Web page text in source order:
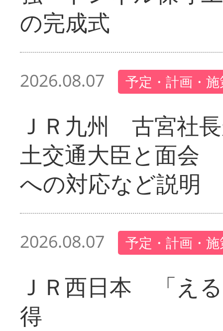
の完成式
2026.08.07 予定・計画・
ＪＲ九州 古宮社
土交通大臣と面会
への対応など説明
2026.08.07 予定・計画・
ＪＲ西日本 「え
得